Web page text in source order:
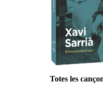
Totes les